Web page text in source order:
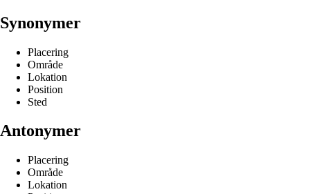
Synonymer
Placering
Område
Lokation
Position
Sted
Antonymer
Placering
Område
Lokation